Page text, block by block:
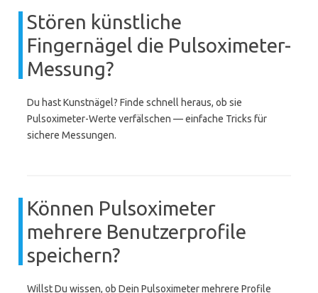
Stören künstliche
Fingernägel die Pulsoximeter-
Messung?
Du hast Kunstnägel? Finde schnell heraus, ob sie
Pulsoximeter-Werte verfälschen — einfache Tricks für
sichere Messungen.
Können Pulsoximeter
mehrere Benutzerprofile
speichern?
Willst Du wissen, ob Dein Pulsoximeter mehrere Profile